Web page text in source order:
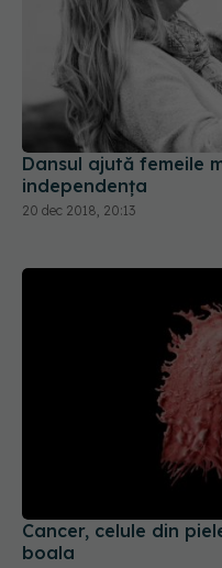
Dansul ajută femeile
independența
20 dec 2018, 20:13
Cancer, celule din
boala